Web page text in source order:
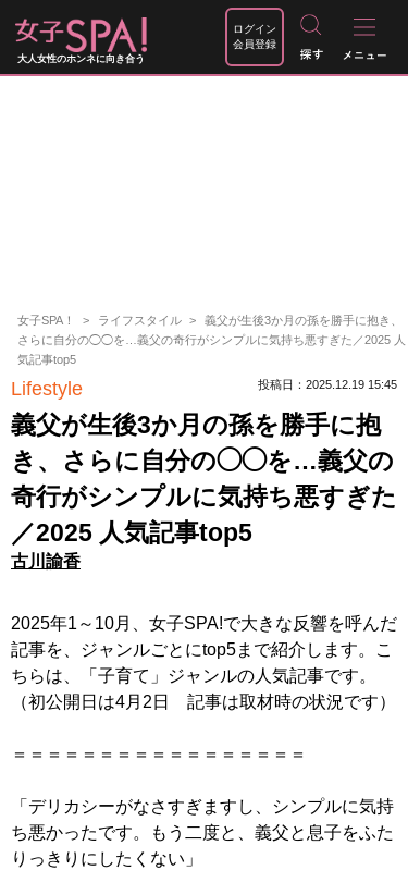
大人女性のホンネに向き合う
ログイン
会員登録
女子SPA！ ライフスタイル
義父が生後3か月の孫を勝手に抱き、
さらに自分の◯◯を…義父の奇行がシンプルに気持ち悪すぎた／2025 人
気記事top5
Lifestyle 投稿日：2025.12.19 15:45
義父が生後3か月の孫を勝手に抱
き、さらに自分の◯◯を…義父の
奇行がシンプルに気持ち悪すぎた
／2025 人気記事top5
古川諭香
2025年1～10月、女子SPA!で大きな反響を呼んだ
記事を、ジャンルごとにtop5まで紹介します。こ
ちらは、「子育て」ジャンルの人気記事です。
（初公開日は4月2日 記事は取材時の状況です）
＝＝＝＝＝＝＝＝＝＝＝＝＝＝＝＝＝
「デリカシーがなさすぎますし、シンプルに気持
ち悪かったです。もう二度と、義父と息子をふた
りっきりにしたくない」